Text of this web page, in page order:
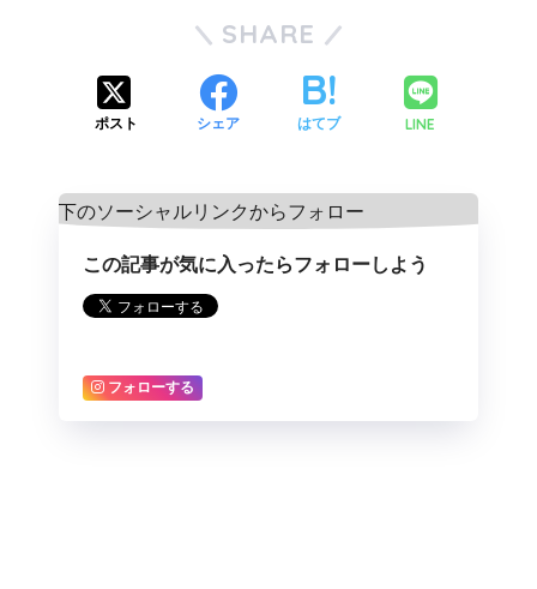
SHARE
ポスト シェア はてブ LINE
この記事が気に入ったらフォローしよう
フォローする